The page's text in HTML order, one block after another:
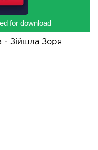
for download
- Зійшла Зоря